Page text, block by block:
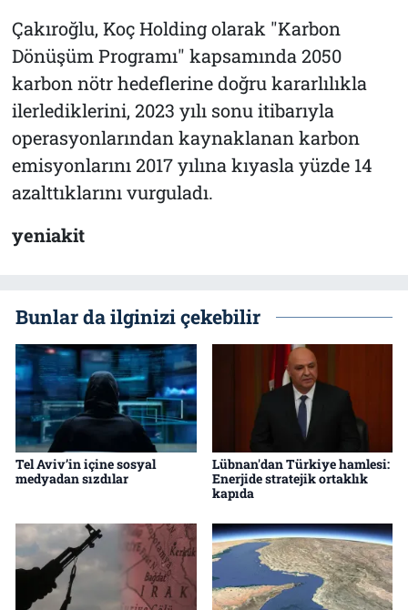
Çakıroğlu, Koç Holding olarak "Karbon
Dönüşüm Programı" kapsamında 2050
karbon nötr hedeflerine doğru kararlılıkla
ilerlediklerini, 2023 yılı sonu itibarıyla
operasyonlarından kaynaklanan karbon
emisyonlarını 2017 yılına kıyasla yüzde 14
azalttıklarını vurguladı.
yeniakit
Bunlar da ilginizi çekebilir
Tel Aviv’in içine sosyal
medyadan sızdılar
Lübnan'dan Türkiye hamlesi:
Enerjide stratejik ortaklık
kapıda